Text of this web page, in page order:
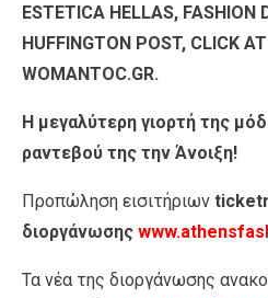
ESTETICA HELLAS, FASHION
HUFFINGTON POST, CLICK
WOMANTOC.GR.
Η μεγαλύτερη γιορτή της
ραντεβού της την Άνοιξη!
Προπώληση εισιτήριων
διοργάνωσης
Τα νέα της διοργάνωσης